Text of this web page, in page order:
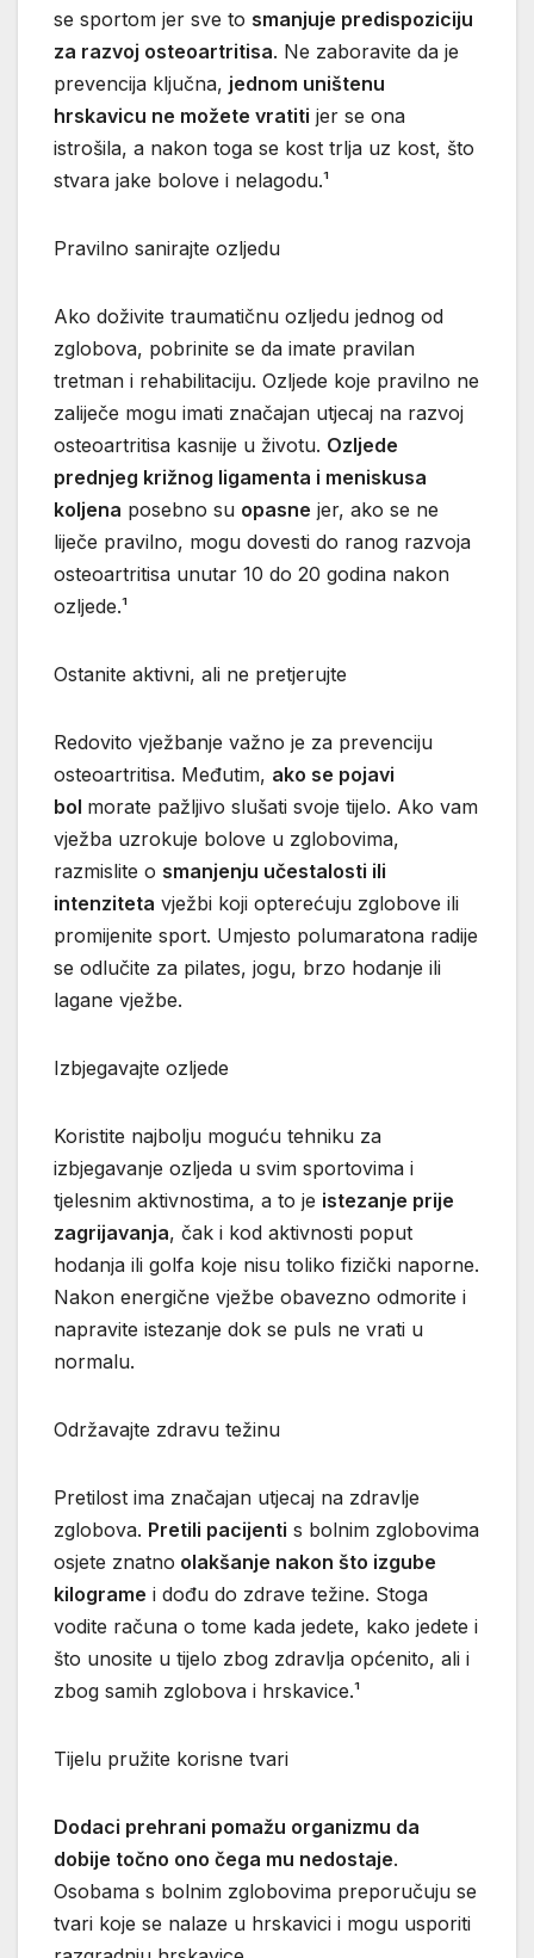
se sportom jer sve to smanjuje predispoziciju
za razvoj osteoartritisa. Ne zaboravite da je
prevencija ključna, jednom uništenu
hrskavicu ne možete vratiti jer se ona
istrošila, a nakon toga se kost trlja uz kost, što
stvara jake bolove i nelagodu.¹
Pravilno sanirajte ozljedu
Ako doživite traumatičnu ozljedu jednog od
zglobova, pobrinite se da imate pravilan
tretman i rehabilitaciju. Ozljede koje pravilno ne
zaliječe mogu imati značajan utjecaj na razvoj
osteoartritisa kasnije u životu. Ozljede
prednjeg križnog ligamenta i meniskusa
koljena posebno su opasne jer, ako se ne
liječe pravilno, mogu dovesti do ranog razvoja
osteoartritisa unutar 10 do 20 godina nakon
ozljede.¹
Ostanite aktivni, ali ne pretjerujte
Redovito vježbanje važno je za prevenciju
osteoartritisa. Međutim, ako se pojavi
bol morate pažljivo slušati svoje tijelo. Ako vam
vježba uzrokuje bolove u zglobovima,
razmislite o smanjenju učestalosti ili
intenziteta vježbi koji opterećuju zglobove ili
promijenite sport. Umjesto polumaratona radije
se odlučite za pilates, jogu, brzo hodanje ili
lagane vježbe.
Izbjegavajte ozljede
Koristite najbolju moguću tehniku za
izbjegavanje ozljeda ​​u svim sportovima i
tjelesnim aktivnostima, a to je istezanje prije
zagrijavanja, čak i kod aktivnosti poput
hodanja ili golfa koje nisu toliko fizički naporne.
Nakon energične vježbe obavezno odmorite i
napravite istezanje dok se puls ne vrati u
normalu.
Održavajte zdravu težinu
Pretilost ima značajan utjecaj na zdravlje
zglobova. Pretili pacijenti s bolnim zglobovima
osjete znatno olakšanje nakon što izgube
kilograme i dođu do zdrave težine. Stoga
vodite računa o tome kada jedete, kako jedete i
što unosite u tijelo zbog zdravlja općenito, ali i
zbog samih zglobova i hrskavice.¹
Tijelu pružite korisne tvari
Dodaci prehrani pomažu organizmu da
dobije točno ono čega mu nedostaje.
Osobama s bolnim zglobovima preporučuju se
tvari koje se nalaze u hrskavici i mogu usporiti